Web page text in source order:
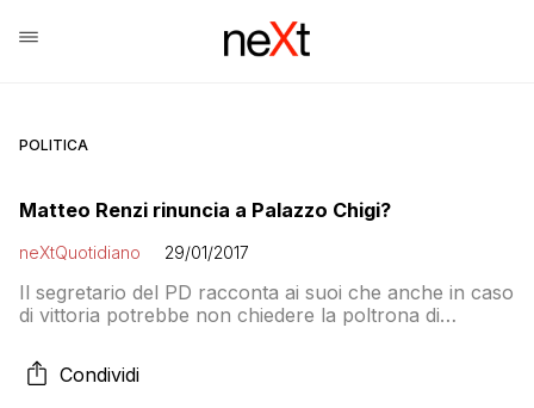
POLITICA
Matteo Renzi rinuncia a Palazzo Chigi?
neXtQuotidiano 29/01/2017
Il segretario del PD racconta ai suoi che anche in caso
di vittoria potrebbe non chiedere la poltrona di
cioccolata…
Condividi